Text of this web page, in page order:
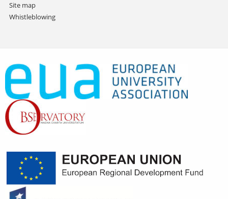
Site map
Whistleblowing